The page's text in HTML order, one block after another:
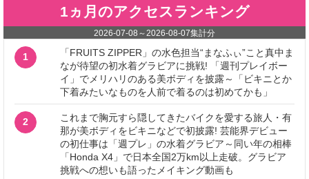
1ヵ月のアクセスランキング
2026-07-08 ～2026-08-07集計分
1
「FRUITS ZIPPER」の水色担当“まなふぃ”こと真中ま
なが待望の初水着グラビアに挑戦! 「週刊プレイボー
イ」でメリハリのある美ボディを披露～「ビキニとか
下着みたいなものを人前で着るのは初めてかも」
2
これまで胸元すら隠してきたバイクを愛する旅人・有
那が美ボディをビキニなどで初披露! 芸能界デビュー
の初仕事は「週プレ」の水着グラビア～同い年の相棒
「Honda X4」で日本全国2万km以上走破。グラビア
挑戦への想いも語ったメイキング動画も